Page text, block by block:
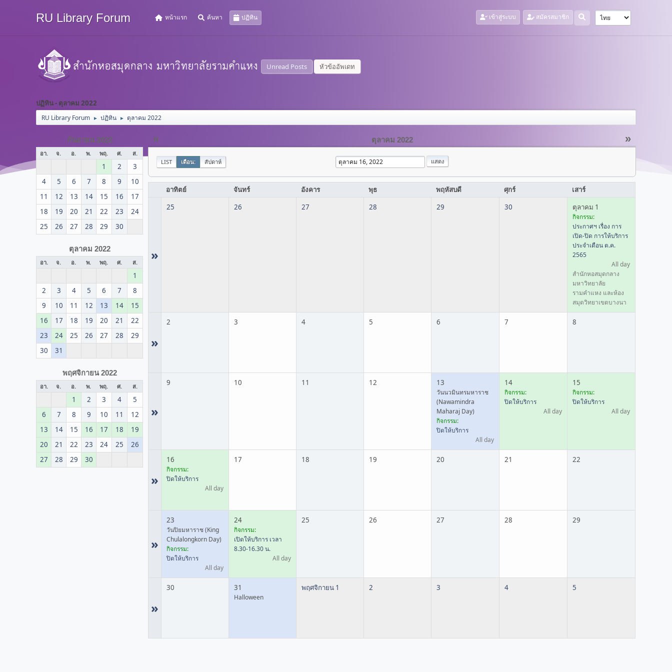
RU Library Forum หน้าแรก ค้นหา ปฏิทิน เข้าสู่ระบบ สมัครสมาชิก
Unread Posts หัวข้ออัพเดท
ปฏิทิน - ตุลาคม 2022
RU Library Forum ► ปฏิทิน ► ตุลาคม 2022
กันยายน 2022
อา. จ. อ. พ. พฤ. ศ. ส.
1 2
3
4
5 6 7 8 9
10
11
12 13 14 15 16
17
18
19 20 21 22 23
24
25
26 27 28 29 30
ตุลาคม 2022
อา. จ. อ. พ. พฤ. ศ. ส.
1
2
3 4 5 6 7
8
9
10 11 12 13 14
15
16
17 18 19 20 21
22
23
24 25 26 27 28
29
30
31
พฤศจิกายน 2022
อา. จ. อ. พ. พฤ. ศ. ส.
1 2 3 4
5
6
7 8 9 10 11
12
13
14 15 16 17 18
19
20
21 22 23 24 25
26
27
28 29 30
« »
ตุลาคม 2022
LIST เดือน: สัปดาห์
อาทิตย์ จันทร์ อังคาร พุธ พฤหัสบดี ศุกร์ เสาร์
»
25 26 27 28 29 30 ตุลาคม 1
กิจกรรม:
ประกาศฯ เรื่อง การ
เปิด-ปิด การให้บริการ
ประจำเดือน ต.ค.
2565
All day
สำนักหอสมุดกลาง
มหาวิทยาลัย
รามคำแหง และห้อง
สมุดวิทยาเขตบางนา
»
2 3 4 5 6 7 8
»
9 10 11 12 13
วันนวมินทรมหาราช
(Nawamindra
Maharaj Day)
กิจกรรม:
ปิดให้บริการ
All day
14
กิจกรรม:
ปิดให้บริการ
All day
15
กิจกรรม:
ปิดให้บริการ
All day
»
16
กิจกรรม:
ปิดให้บริการ
All day
17 18 19 20 21 22
»
23
วันปิยมหาราช (King
Chulalongkorn Day)
กิจกรรม:
ปิดให้บริการ
All day
24
กิจกรรม:
เปิดให้บริการ เวลา
8.30-16.30 น.
All day
25 26 27 28 29
»
30 31
Halloween
พฤศจิกายน 1 2 3 4 5